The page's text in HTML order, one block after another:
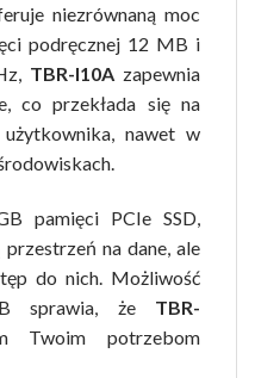
niezrównaną moc
podręcznej 12 MB i
TBR-I10Azapewnia
co przekłada się na
użytkownika, nawet w
pamięci PCIe SSD,
na dane, ale
do nich. Możliwość
sprawia, że TBR-
Twoim potrzebom